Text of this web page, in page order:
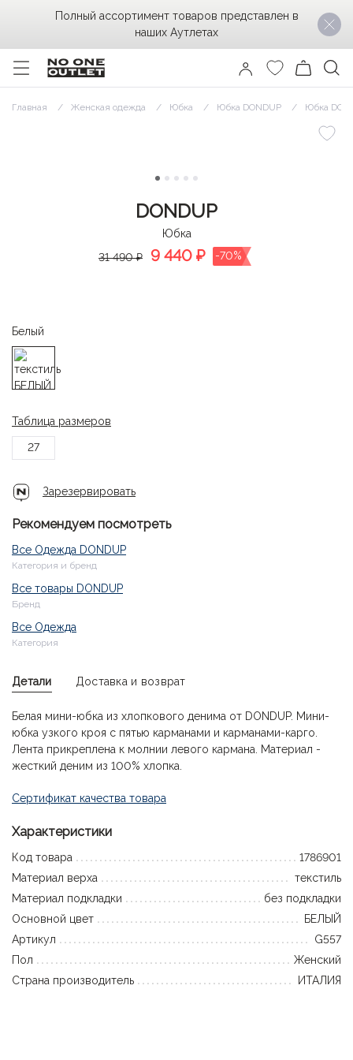
Главная Женская одежда Юбка Юбка DONDUP Юбка
DONDUP
Юбка
31 490 ₽
9 440 ₽ -70%
Белый
Таблица размеров
27
Зарезервировать
Рекомендуем посмотреть
Все Одежда DONDUP
Категория и бренд
Все товары DONDUP
Бренд
Все Одежда
Категория
Детали Доставка и возврат
Белая мини-юбка из хлопкового денима от DONDUP. Мини-
юбка узкого кроя с пятью карманами и карманами-карго.
Лента прикреплена к молнии левого кармана. Материал -
жесткий деним из 100% хлопка.
Сертификат качества товара
Характеристики
Код товара
1786901
Материал верха
текстиль
Материал подкладки
без подкладки
Основной цвет
БЕЛЫЙ
Артикул
G557
Пол
Женский
Страна производитель
ИТАЛИЯ
Полный ассортимент товаров представлен в
наших Аутлетах